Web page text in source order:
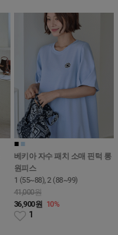
■ ■
베키아 자수 패치 소매 핀턱 롱
원피스
1 (55~88), 2 (88~99)
41,000원
36,900원 10%
1